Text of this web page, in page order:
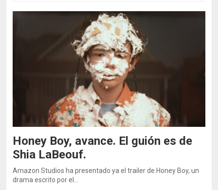
Honey Boy, avance. El guión es de
Shia LaBeouf.
Amazon Studios ha presentado ya el trailer de Honey Boy, un
drama escrito por el…